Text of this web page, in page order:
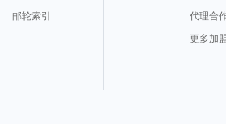
邮轮索引
代理合
更多加